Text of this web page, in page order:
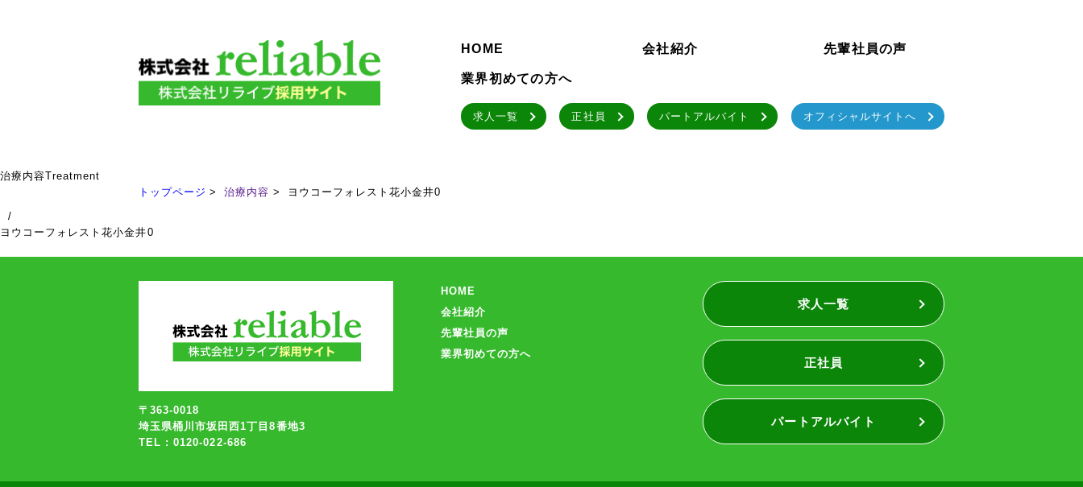
HOME 会社紹介 先輩社員の声
業界初めての方へ
求人一覧 正社員 パートアルバイト オフィシャルサイトへ
治療内容Treatment
トップページ
治療内容
ヨウコーフォレスト花小金井0
/
ヨウコーフォレスト花小金井0
〒363-0018
埼玉県桶川市坂田西1丁目8番地3
TEL : 0120-022-686
HOME
会社紹介
先輩社員の声
業界初めての方へ
求人一覧
正社員
パートアルバイト